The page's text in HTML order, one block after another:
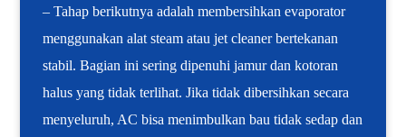
– Tahap berikutnya adalah membersihkan evaporator
menggunakan alat steam atau jet cleaner bertekanan
stabil. Bagian ini sering dipenuhi jamur dan kotoran
halus yang tidak terlihat. Jika tidak dibersihkan secara
menyeluruh, AC bisa menimbulkan bau tidak sedap dan